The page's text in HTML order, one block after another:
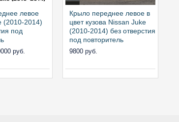
левое
(2010-2014)
под
руб.
Крыло переднее левое в
цвет кузова Nissan Juke
(2010-2014) без отверстия
под повторитель
9800 руб.